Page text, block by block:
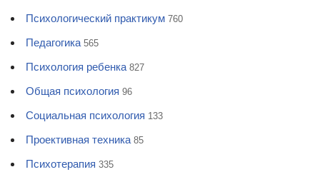
Психологический практикум 760
Педагогика 565
Психология ребенка 827
Общая психология 96
Социальная психология 133
Проективная техника 85
Психотерапия 335